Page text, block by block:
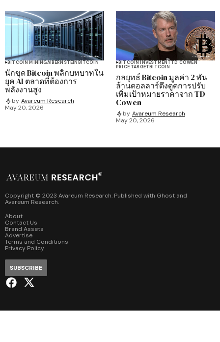
BITCOIN MININGAIBERNSTEINBITCOIN
นักขุด Bitcoin พลิกบทบาทใน
ยุค AI ตลาดที่ต้องการ
พลังงานสูง
by Avareum Research
May 20, 2026
BITCOIN INVESTMENTTD COWEN
PRICE TARGETBITCOIN
กลยุทธ์ Bitcoin มูลค่า 2 พัน
ล้านดอลลาร์ดึงดูดการปรับ
เพิ่มเป้าหมายราคาจาก TD
Cowen
by Avareum Research
May 20, 2026
Copyright © 2023 Avareum Research. Published with Ghost and
Avareum Research.
About
Contact Us
Brand Assets
Advertise
Terms and Conditions
Privacy Policy
SUBSCRIBE